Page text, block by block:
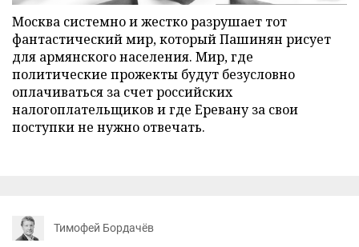
Москва системно и жестко разрушает тот
фантастический мир, который Пашинян рисует
для армянского населения. Мир, где
политические прожекты будут безусловно
оплачиваться за счет российских
налогоплательщиков и где Еревану за свои
поступки не нужно отвечать.
Тимофей Бордачёв